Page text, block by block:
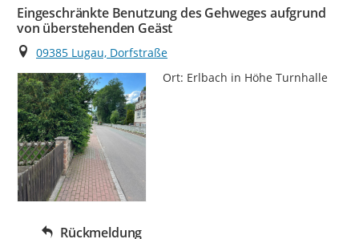
Eingeschränkte Benutzung des Gehweges aufgrund
von überstehenden Geäst
Ort
09385 Lugau, Dorfstraße
Ort: Erlbach in Höhe Turnhalle
Rückmeldung